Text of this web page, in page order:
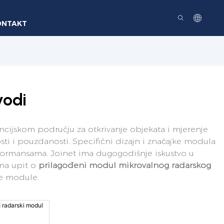
području za otkrivanje objekata i mjerenje
i pouzdanosti. Specifični dizajn i značajke modula
Joinet ima dugogodišnje iskustvo u
upit o prilagođeni modul mikrovalnog radarskog
module.